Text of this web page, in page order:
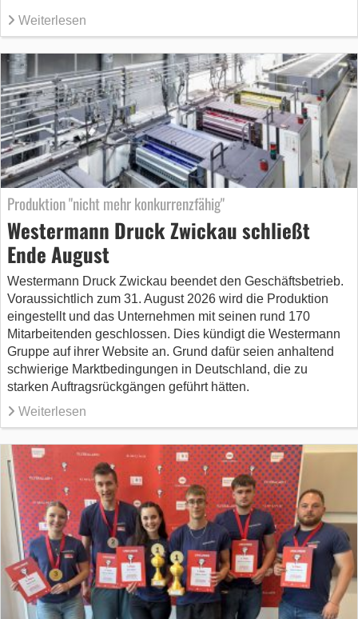
Weiterlesen
Produktion "nicht mehr konkurrenzfähig"
Westermann Druck Zwickau schließt
Ende August
Westermann Druck Zwickau beendet den Geschäftsbetrieb.
Voraussichtlich zum 31. August 2026 wird die Produktion
eingestellt und das Unternehmen mit seinen rund 170
Mitarbeitenden geschlossen. Dies kündigt die Westermann
Gruppe auf ihrer Website an. Grund dafür seien anhaltend
schwierige Marktbedingungen in Deutschland, die zu
starken Auftragsrückgängen geführt hätten.
Weiterlesen